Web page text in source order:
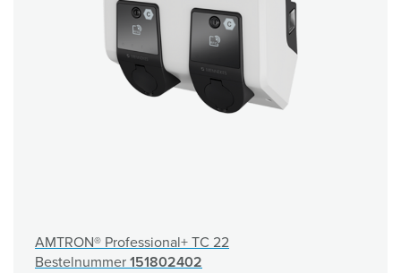
AMTRON® Professional+ TC 22
Bestelnummer 151802402